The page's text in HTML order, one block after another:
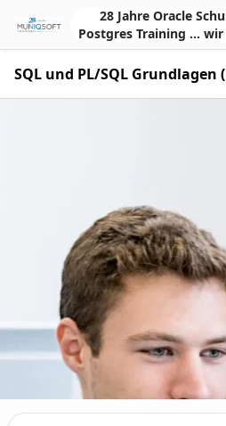
Skip to Main Content28 Jahre Oracle
Postgres Training ...
SQL und PL/SQL Grundlagen